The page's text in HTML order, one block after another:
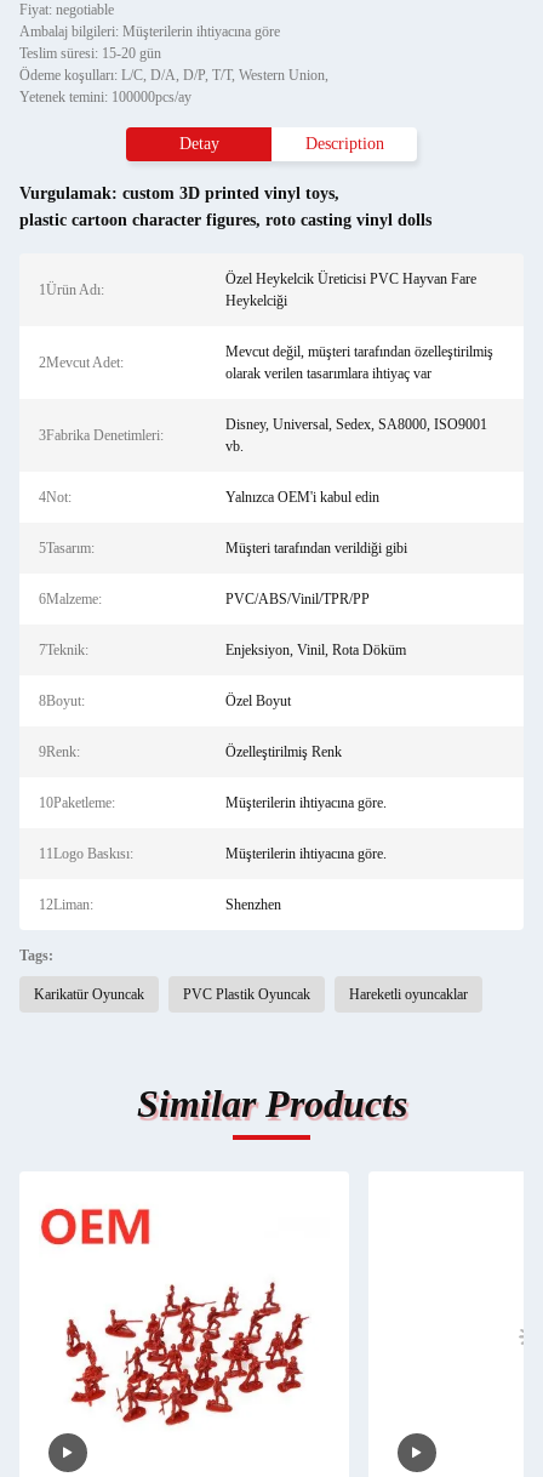
Fiyat: negotiable
Ambalaj bilgileri: Müşterilerin ihtiyacına göre
Teslim süresi: 15-20 gün
Ödeme koşulları: L/C, D/A, D/P, T/T, Western Union,
Yetenek temini: 100000pcs/ay
Detay Description
Vurgulamak: custom 3D printed vinyl toys,
plastic cartoon character figures, roto casting vinyl dolls
1Ürün Adı:
Özel Heykelcik Üreticisi PVC Hayvan Fare
Heykelciği
2Mevcut Adet:
Mevcut değil, müşteri tarafından özelleştirilmiş
olarak verilen tasarımlara ihtiyaç var
3Fabrika Denetimleri:
Disney, Universal, Sedex, SA8000, ISO9001
vb.
4Not: Yalnızca OEM'i kabul edin
5Tasarım: Müşteri tarafından verildiği gibi
6Malzeme: PVC/ABS/Vinil/TPR/PP
7Teknik: Enjeksiyon, Vinil, Rota Döküm
8Boyut: Özel Boyut
9Renk: Özelleştirilmiş Renk
10Paketleme: Müşterilerin ihtiyacına göre.
11Logo Baskısı: Müşterilerin ihtiyacına göre.
12Liman: Shenzhen
Tags:
Karikatür Oyuncak PVC Plastik Oyuncak Hareketli oyuncaklar
Similar Products